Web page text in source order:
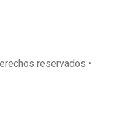
reservados •